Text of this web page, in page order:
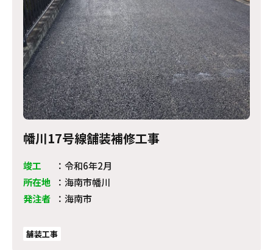
幡川17号線舗装補修工事
竣工 ： 令和6年2月
所在地
： 海南市幡川
発注者
： 海南市
舗装工事